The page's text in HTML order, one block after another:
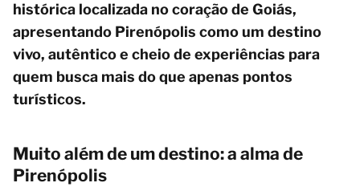
histórica localizada no coração de Goiás,
apresentando Pirenópolis como um destino
vivo, autêntico e cheio de experiências para
quem busca mais do que apenas pontos
turísticos.
Muito além de um destino: a alma de
Pirenópolis